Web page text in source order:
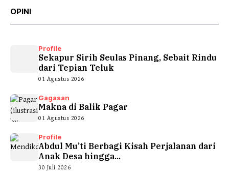
OPINI
Profile
Sekapur Sirih Seulas Pinang, Sebait Rindu
dari Tepian Teluk
01 Agustus 2026
Gagasan
Makna di Balik Pagar
01 Agustus 2026
Profile
Abdul Mu’ti Berbagi Kisah Perjalanan dari
Anak Desa hingga...
30 Juli 2026